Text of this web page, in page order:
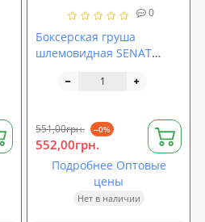
0
Боксерская груша
шлемовидная SENAT
551,00грн. --0%
552,00грн.
Подробнее Оптовые
цены
Нет в наличии